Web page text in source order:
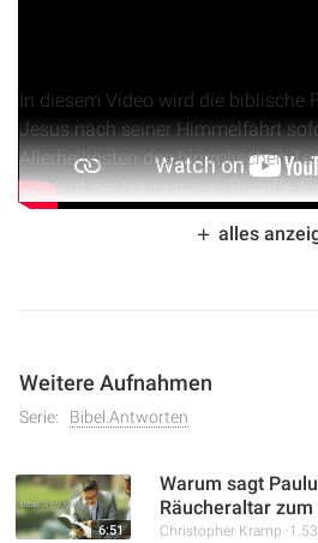
In diesem Video wird die biblische
Jesus nach seiner Himmelfahrt
Allerheiligsten des himmlischen
Anhand der hebräischen Begriffe
Stiftshütte wird erklärt, warum die
:19-20 missverstanden
alles
Weitere Aufnahmen
Serie: Bibel.Antworten
6:51
Warum sagt
Räucheraltar
Christopher Kramp